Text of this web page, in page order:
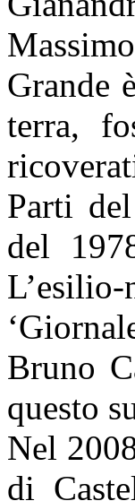
Grande
terra,
Parti
del
Bruno
questo
Nel
di